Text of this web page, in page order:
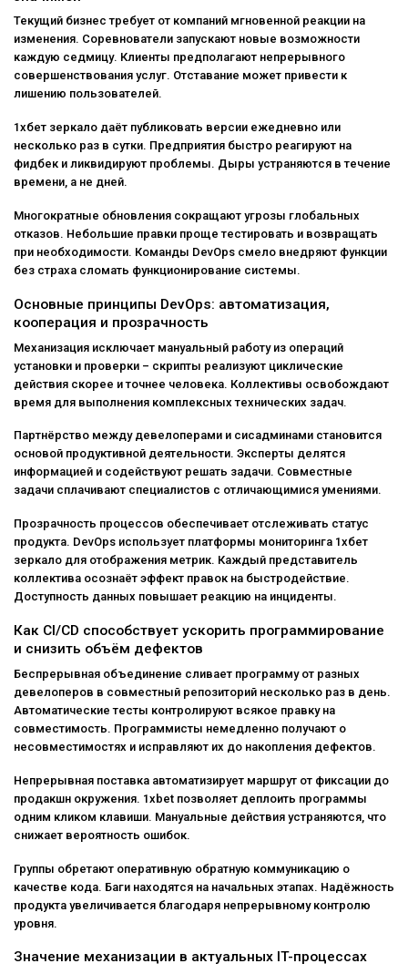
Текущий бизнес требует от компаний мгновенной реакции на
изменения. Соревнователи запускают новые возможности
каждую седмицу. Клиенты предполагают непрерывного
совершенствования услуг. Отставание может привести к
лишению пользователей.
1хбет зеркало даёт публиковать версии ежедневно или
несколько раз в сутки. Предприятия быстро реагируют на
фидбек и ликвидируют проблемы. Дыры устраняются в течение
времени, а не дней.
Многократные обновления сокращают угрозы глобальных
отказов. Небольшие правки проще тестировать и возвращать
при необходимости. Команды DevOps смело внедряют функции
без страха сломать функционирование системы.
Основные принципы DevOps: автоматизация,
кооперация и прозрачность
Механизация исключает мануальный работу из операций
установки и проверки – скрипты реализуют циклические
действия скорее и точнее человека. Коллективы освобождают
время для выполнения комплексных технических задач.
Партнёрство между девелоперами и сисадминами становится
основой продуктивной деятельности. Эксперты делятся
информацией и содействуют решать задачи. Совместные
задачи сплачивают специалистов с отличающимися умениями.
Прозрачность процессов обеспечивает отслеживать статус
продукта. DevOps использует платформы мониторинга 1хбет
зеркало для отображения метрик. Каждый представитель
коллектива осознаёт эффект правок на быстродействие.
Доступность данных повышает реакцию на инциденты.
Как CI/CD способствует ускорить программирование
и снизить объём дефектов
Беспрерывная объединение сливает программу от разных
девелоперов в совместный репозиторий несколько раз в день.
Автоматические тесты контролируют всякое правку на
совместимость. Программисты немедленно получают о
несовместимостях и исправляют их до накопления дефектов.
Непрерывная поставка автоматизирует маршрут от фиксации до
продакшн окружения. 1xbet позволяет деплоить программы
одним кликом клавиши. Мануальные действия устраняются, что
снижает вероятность ошибок.
Группы обретают оперативную обратную коммуникацию о
качестве кода. Баги находятся на начальных этапах. Надёжность
продукта увеличивается благодаря непрерывному контролю
уровня.
Значение механизации в актуальных IT-процессах